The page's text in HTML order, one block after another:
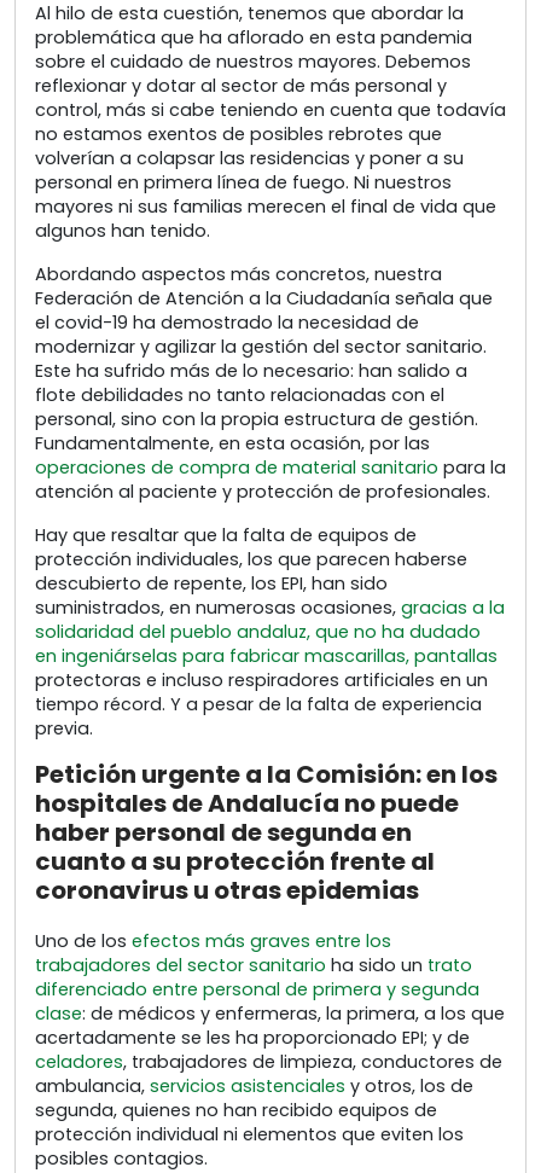
Al hilo de esta cuestión, tenemos que abordar la
problemática que ha aflorado en esta pandemia
sobre el cuidado de nuestros mayores. Debemos
reflexionar y dotar al sector de más personal y
control, más si cabe teniendo en cuenta que todavía
no estamos exentos de posibles rebrotes que
volverían a colapsar las residencias y poner a su
personal en primera línea de fuego. Ni nuestros
mayores ni sus familias merecen el final de vida que
algunos han tenido.
Abordando aspectos más concretos, nuestra
Federación de Atención a la Ciudadanía señala que
el covid-19 ha demostrado la necesidad de
modernizar y agilizar la gestión del sector sanitario.
Este ha sufrido más de lo necesario: han salido a
flote debilidades no tanto relacionadas con el
personal, sino con la propia estructura de gestión.
Fundamentalmente, en esta ocasión, por las
operaciones de compra de material sanitario para la
atención al paciente y protección de profesionales.
Hay que resaltar que la falta de equipos de
protección individuales, los que parecen haberse
descubierto de repente, los EPI, han sido
suministrados, en numerosas ocasiones, gracias a la
solidaridad del pueblo andaluz, que no ha dudado
en ingeniárselas para fabricar mascarillas, pantallas
protectoras e incluso respiradores artificiales en un
tiempo récord. Y a pesar de la falta de experiencia
previa.
Petición urgente a la Comisión: en los
hospitales de Andalucía no puede
haber personal de segunda en
cuanto a su protección frente al
coronavirus u otras epidemias
Uno de los efectos más graves entre los
trabajadores del sector sanitario ha sido un trato
diferenciado entre personal de primera y segunda
clase: de médicos y enfermeras, la primera, a los que
acertadamente se les ha proporcionado EPI; y de
celadores, trabajadores de limpieza, conductores de
ambulancia, servicios asistenciales y otros, los de
segunda, quienes no han recibido equipos de
protección individual ni elementos que eviten los
posibles contagios.